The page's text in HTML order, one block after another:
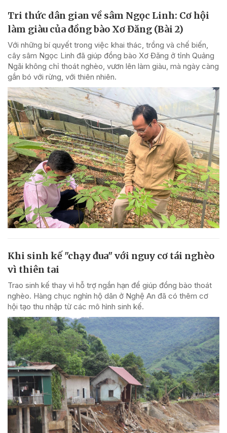
Tri thức dân gian về sâm Ngọc Linh: Cơ hội
làm giàu của đồng bào Xơ Đăng (Bài 2)
Với những bí quyết trong việc khai thác, trồng và chế biến,
cây sâm Ngọc Linh đã giúp đồng bào Xơ Đăng ở tỉnh Quảng
Ngãi không chỉ thoát nghèo, vươn lên làm giàu, mà ngày càng
gắn bó với rừng, với thiên nhiên.
Khi sinh kế "chạy đua" với nguy cơ tái nghèo
vì thiên tai
Trao sinh kế thay vì hỗ trợ ngắn hạn để giúp đồng bào thoát
nghèo. Hàng chục nghìn hộ dân ở Nghệ An đã có thêm cơ
hội tạo thu nhập từ các mô hình sinh kế.